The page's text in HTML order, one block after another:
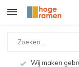
Wij maken